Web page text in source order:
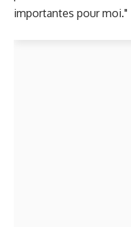
importantes pour moi."